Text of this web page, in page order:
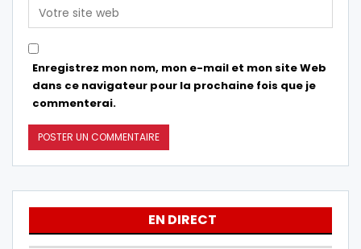
Enregistrez mon nom, mon e-mail et mon site Web
dans ce navigateur pour la prochaine fois que je
commenterai.
EN DIRECT